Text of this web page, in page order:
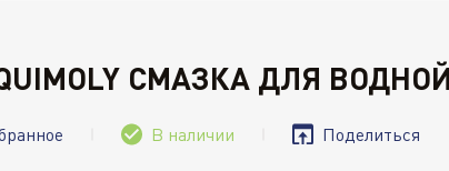
СМАЗКА ДЛЯ
В наличии Поделиться